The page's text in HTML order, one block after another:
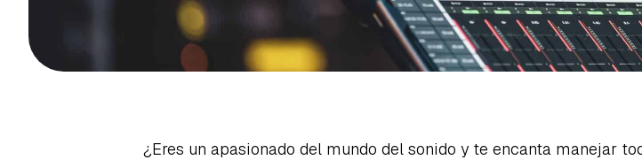
¿Eres un apasionado del mundo del sonido y te encanta manejar